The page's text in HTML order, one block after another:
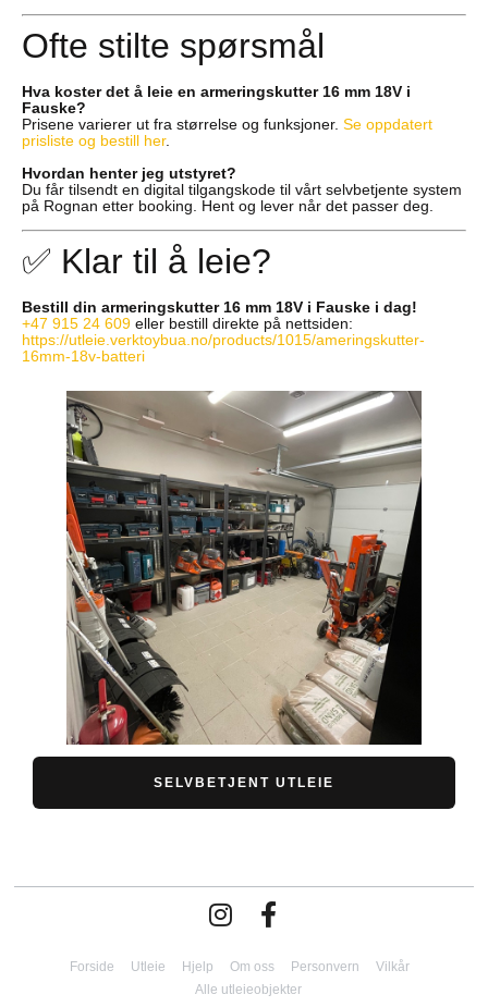
Ofte stilte spørsmål
Hva koster det å leie en armeringskutter 16 mm 18V i
Fauske?
Prisene varierer ut fra størrelse og funksjoner. Se oppdatert
prisliste og bestill her.
Hvordan henter jeg utstyret?
Du får tilsendt en digital tilgangskode til vårt selvbetjente system
på Rognan etter booking. Hent og lever når det passer deg.
✅ Klar til å leie?
Bestill din armeringskutter 16 mm 18V i Fauske i dag!
+47 915 24 609 eller bestill direkte på nettsiden:
https://utleie.verktoybua.no/products/1015/ameringskutter-
16mm-18v-batteri
SELVBETJENT UTLEIE
Forside Utleie Hjelp Om oss Personvern
Vilkår
Alle utleieobjekter